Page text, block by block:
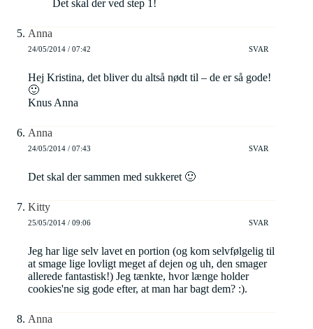
Det skal der ved step 1!
Anna
24/05/2014 / 07:42 SVAR
Hej Kristina, det bliver du altså nødt til – de er så gode!
🙂
Knus Anna
Anna
24/05/2014 / 07:43 SVAR
Det skal der sammen med sukkeret 🙂
Kitty
25/05/2014 / 09:06 SVAR
Jeg har lige selv lavet en portion (og kom selvfølgelig til
at smage lige lovligt meget af dejen og uh, den smager
allerede fantastisk!) Jeg tænkte, hvor længe holder
cookies'ne sig gode efter, at man har bagt dem? :).
Anna